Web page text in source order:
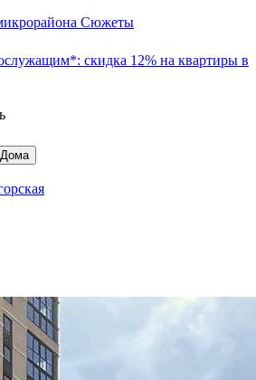
Сюжеты
скидка 12% на квартиры в
Дома